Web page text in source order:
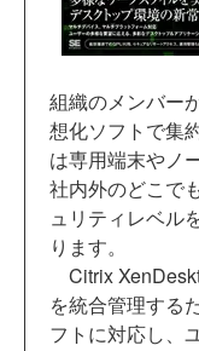
組織のメンバー
想化ソフトで集
は専用端末やノ
社内外のどこで
ュリティレベル
ります。
Citrix
を統合管理する
フトに対応し、